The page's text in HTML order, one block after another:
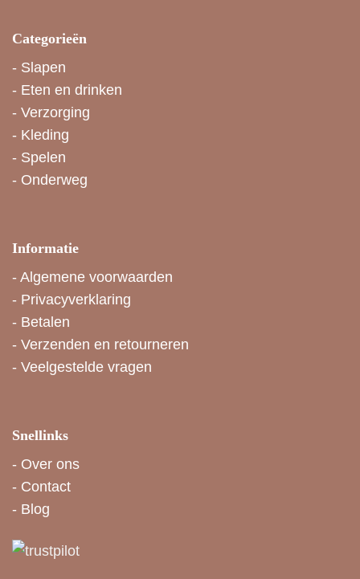
Categorieën
- Slapen
- Eten en drinken
- Verzorging
- Kleding
- Spelen
- Onderweg
Informatie
- Algemene voorwaarden
- Privacyverklaring
- Betalen
- Verzenden en retourneren
- Veelgestelde vragen
Snellinks
- Over ons
- Contact
- Blog